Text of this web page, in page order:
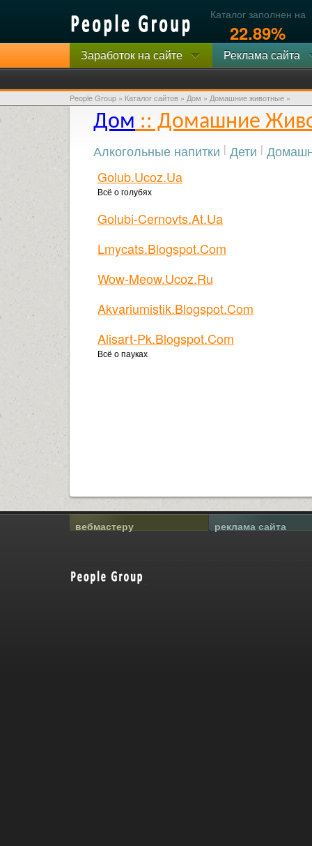
Каталог заполнен на
22.89%
Заработок на сайте Реклама сайта
People Group » Каталог сайтов » Дом » Домашние животные »
Дом :: Домашние
Алкогольные напитки | Дети |
Golub.ucoz.ua
Всё о голубях
Golubi-Cernovts.at.ua
Lmycats.blogspot.com
Wow-Meow.ucoz.ru
Akvariumistik.blogspot.com
Alisart-Pk.blogspot.com
Всё о пауках
вебмастеру реклама сайта